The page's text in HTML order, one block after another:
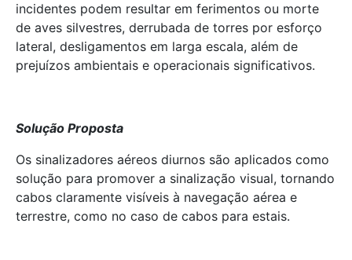
incidentes podem resultar em ferimentos ou morte
de aves silvestres, derrubada de torres por esforço
lateral, desligamentos em larga escala, além de
prejuízos ambientais e operacionais significativos.
Solução Proposta
Os sinalizadores aéreos diurnos são aplicados como
solução para promover a sinalização visual, tornando
cabos claramente visíveis à navegação aérea e
terrestre, como no caso de cabos para estais.